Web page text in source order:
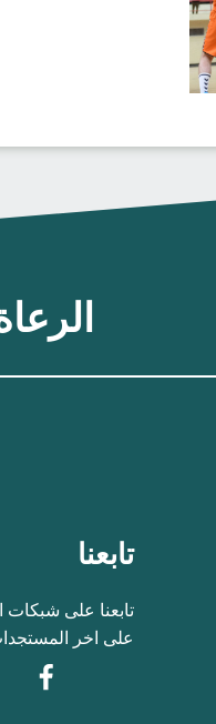
تابعنا
تابعنا على
على اخر